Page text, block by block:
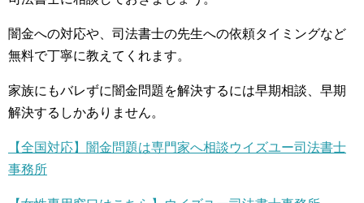
闇金への対応や、司法書士の先生への依頼タイミングなど
無料で丁寧に教えてくれます。
家族にもバレずに闇金問題を解決するには早期相談、早期
解決するしかありません。
【全国対応】闇金問題は専門家へ相談ウイズユー司法書士
事務所